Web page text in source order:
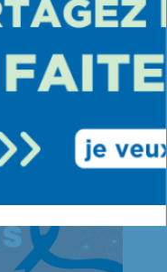
sur le kit de